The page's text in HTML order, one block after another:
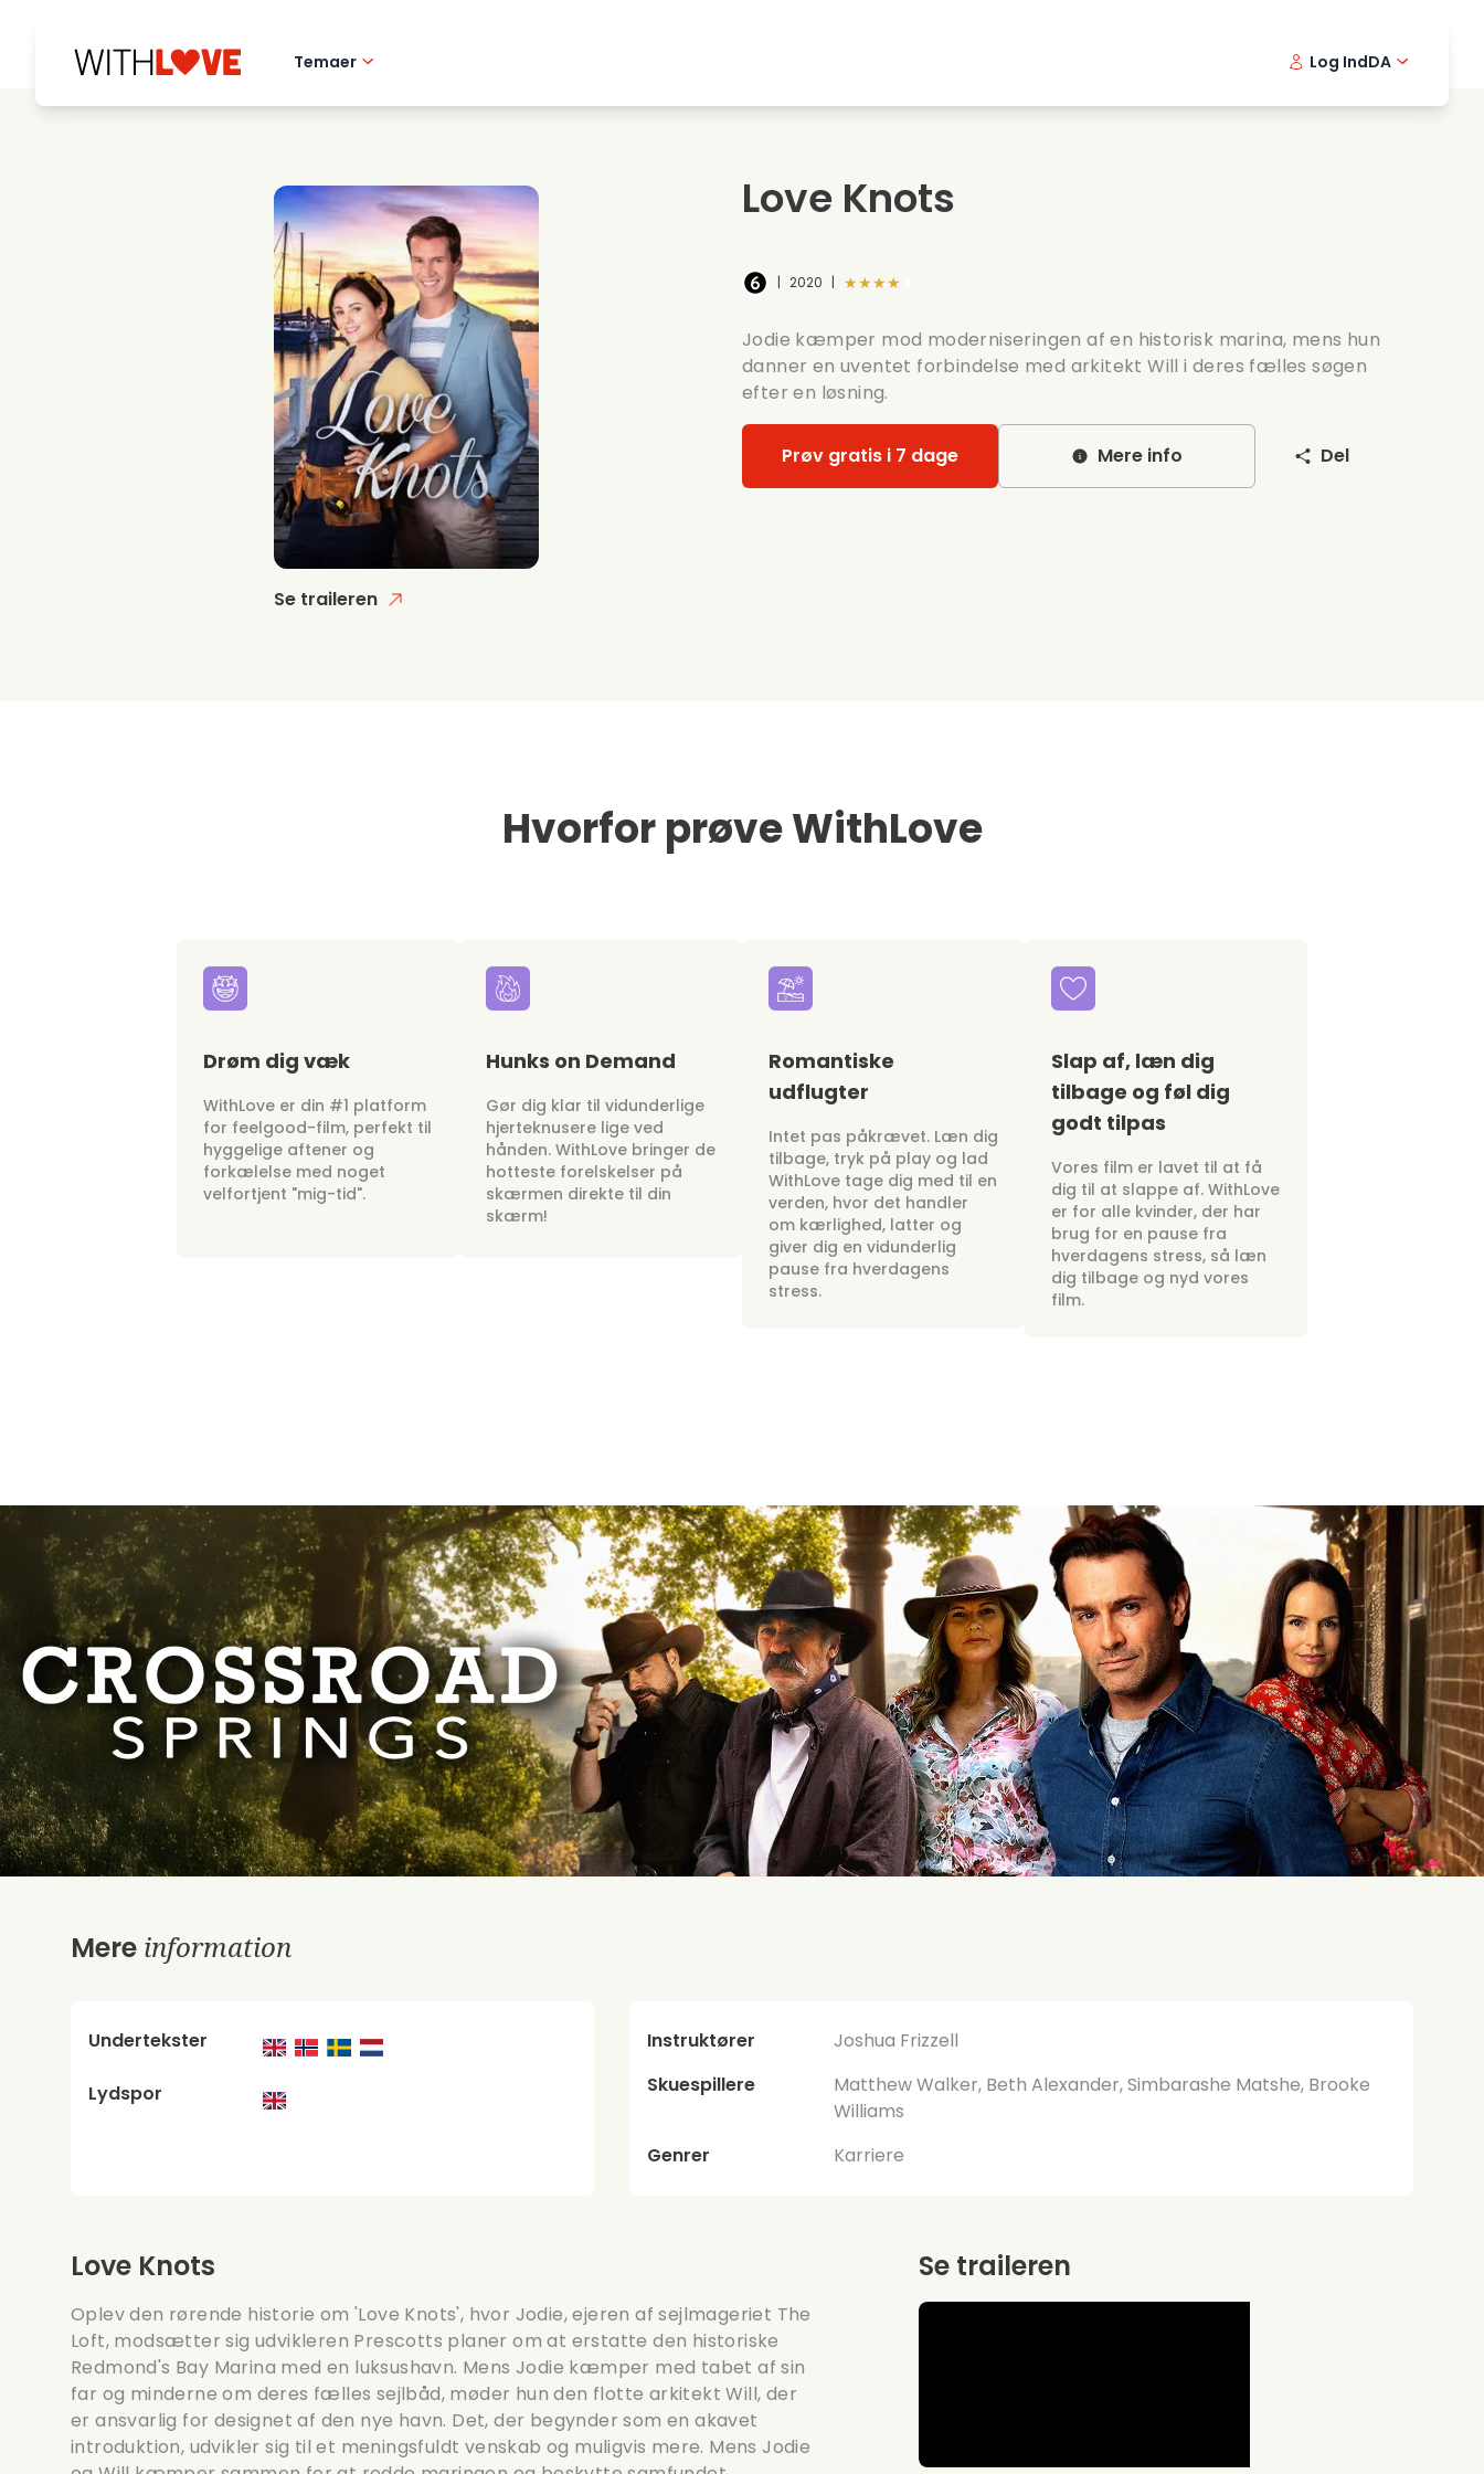
Temaer
Mysterier
Date film
Romantiske serier
Log IndDA
Se traileren
Love Knots
| 2020 | ★★★★★
Jodie kæmper mod moderniseringen af en historisk marina, mens hun
danner en uventet forbindelse med arkitekt Will i deres fælles søgen
efter en løsning.
Prøv gratis i 7 dage Mere info Del
Hvorfor prøve WithLove
Drøm dig væk
WithLove er din #1 platform
for feelgood-film, perfekt til
hyggelige aftener og
forkælelse med noget
velfortjent "mig-tid".
Hunks on Demand
Gør dig klar til vidunderlige
hjerteknusere lige ved
hånden. WithLove bringer de
hotteste forelskelser på
skærmen direkte til din
skærm!
Romantiske
udflugter
Intet pas påkrævet. Læn dig
tilbage, tryk på play og lad
WithLove tage dig med til en
verden, hvor det handler
om kærlighed, latter og
giver dig en vidunderlig
pause fra hverdagens
stress.
Slap af, læn dig
tilbage og føl dig
godt tilpas
Vores film er lavet til at få
dig til at slappe af. WithLove
er for alle kvinder, der har
brug for en pause fra
hverdagens stress, så læn
dig tilbage og nyd vores
film.
Mere information
Undertekster
Lydspor
Instruktører
Joshua Frizzell
Skuespillere
Matthew Walker, Beth Alexander, Simbarashe Matshe, Brooke
Williams
Genrer
Karriere
Love Knots
Oplev den rørende historie om 'Love Knots', hvor Jodie, ejeren af sejlmageriet The
Loft, modsætter sig udvikleren Prescotts planer om at erstatte den historiske
Redmond's Bay Marina med en luksushavn. Mens Jodie kæmper med tabet af sin
far og minderne om deres fælles sejlbåd, møder hun den flotte arkitekt Will, der
er ansvarlig for designet af den nye havn. Det, der begynder som en akavet
introduktion, udvikler sig til et meningsfuldt venskab og muligvis mere. Mens Jodie
Se traileren